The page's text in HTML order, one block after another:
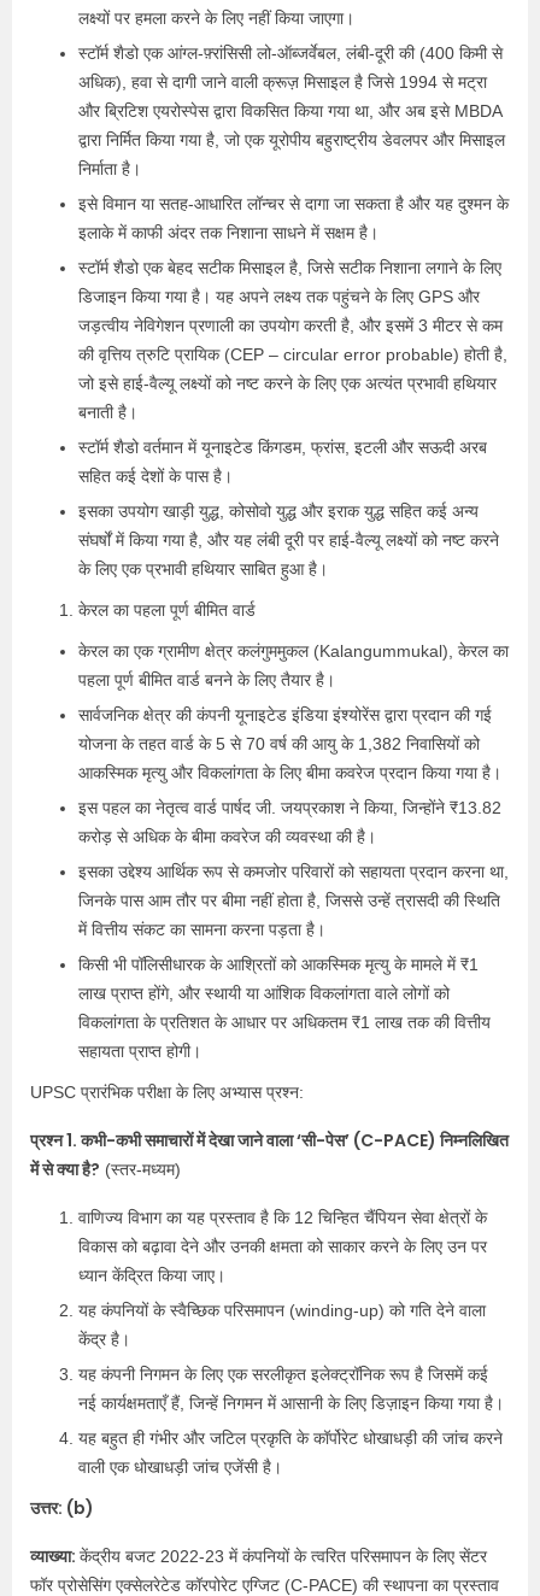
लक्ष्यों पर हमला करने के लिए नहीं किया जाएगा।
स्टॉर्म शैडो एक आंग्ल-फ़्रांसिसी लो-ऑब्जर्वेबल, लंबी-दूरी की (400 किमी से
अधिक), हवा से दागी जाने वाली क्रूज़ मिसाइल है जिसे 1994 से मट्रा
और ब्रिटिश एयरोस्पेस द्वारा विकसित किया गया था, और अब इसे MBDA
द्वारा निर्मित किया गया है, जो एक यूरोपीय बहुराष्ट्रीय डेवलपर और मिसाइल
निर्माता है।
इसे विमान या सतह-आधारित लॉन्चर से दागा जा सकता है और यह दुश्मन के
इलाके में काफी अंदर तक निशाना साधने में सक्षम है।
स्टॉर्म शैडो एक बेहद सटीक मिसाइल है, जिसे सटीक निशाना लगाने के लिए
डिजाइन किया गया है। यह अपने लक्ष्य तक पहुंचने के लिए GPS और
जड़त्वीय नेविगेशन प्रणाली का उपयोग करती है, और इसमें 3 मीटर से कम
की वृत्तिय त्रुटि प्रायिक (CEP – circular error probable) होती है,
जो इसे हाई-वैल्यू लक्ष्यों को नष्ट करने के लिए एक अत्यंत प्रभावी हथियार
बनाती है।
स्टॉर्म शैडो वर्तमान में यूनाइटेड किंगडम, फ्रांस, इटली और सऊदी अरब
सहित कई देशों के पास है।
इसका उपयोग खाड़ी युद्ध, कोसोवो युद्ध और इराक युद्ध सहित कई अन्य
संघर्षों में किया गया है, और यह लंबी दूरी पर हाई-वैल्यू लक्ष्यों को नष्ट करने
के लिए एक प्रभावी हथियार साबित हुआ है।
केरल का पहला पूर्ण बीमित वार्ड
केरल का एक ग्रामीण क्षेत्र कलंगुममुकल (Kalangummukal), केरल का
पहला पूर्ण बीमित वार्ड बनने के लिए तैयार है।
सार्वजनिक क्षेत्र की कंपनी यूनाइटेड इंडिया इंश्योरेंस द्वारा प्रदान की गई
योजना के तहत वार्ड के 5 से 70 वर्ष की आयु के 1,382 निवासियों को
आकस्मिक मृत्यु और विकलांगता के लिए बीमा कवरेज प्रदान किया गया है।
इस पहल का नेतृत्व वार्ड पार्षद जी. जयप्रकाश ने किया, जिन्होंने ₹13.82
करोड़ से अधिक के बीमा कवरेज की व्यवस्था की है।
इसका उद्देश्य आर्थिक रूप से कमजोर परिवारों को सहायता प्रदान करना था,
जिनके पास आम तौर पर बीमा नहीं होता है, जिससे उन्हें त्रासदी की स्थिति
में वित्तीय संकट का सामना करना पड़ता है।
किसी भी पॉलिसीधारक के आश्रितों को आकस्मिक मृत्यु के मामले में ₹1
लाख प्राप्त होंगे, और स्थायी या आंशिक विकलांगता वाले लोगों को
विकलांगता के प्रतिशत के आधार पर अधिकतम ₹1 लाख तक की वित्तीय
सहायता प्राप्त होगी।
UPSC प्रारंभिक परीक्षा के लिए अभ्यास प्रश्न:
प्रश्न 1. कभी-कभी समाचारों में देखा जाने वाला ‘सी-पेस’ (C-PACE) निम्नलिखित
में से क्या है? (स्तर-मध्यम)
वाणिज्य विभाग का यह प्रस्ताव है कि 12 चिन्हित चैंपियन सेवा क्षेत्रों के
विकास को बढ़ावा देने और उनकी क्षमता को साकार करने के लिए उन पर
ध्यान केंद्रित किया जाए।
यह कंपनियों के स्वैच्छिक परिसमापन (winding-up) को गति देने वाला
केंद्र है।
यह कंपनी निगमन के लिए एक सरलीकृत इलेक्ट्रॉनिक रूप है जिसमें कई
नई कार्यक्षमताएँ हैं, जिन्हें निगमन में आसानी के लिए डिज़ाइन किया गया है।
यह बहुत ही गंभीर और जटिल प्रकृति के कॉर्पोरेट धोखाधड़ी की जांच करने
वाली एक धोखाधड़ी जांच एजेंसी है।
उत्तर: (b)
व्याख्या: केंद्रीय बजट 2022-23 में कंपनियों के त्वरित परिसमापन के लिए सेंटर
फॉर प्रोसेसिंग एक्सेलरेटेड कॉरपोरेट एग्जिट (C-PACE) की स्थापना का प्रस्ताव